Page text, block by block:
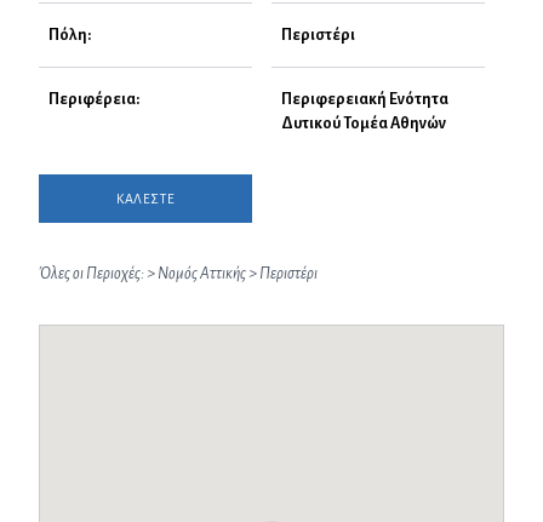
Πόλη: Περιστέρι
Περιφέρεια:
Περιφερειακή Ενότητα
Δυτικού Τομέα Αθηνών
ΚΑΛΕΣΤΕ
Όλες οι Περιοχές:> Νομός Αττικής> Περιστέρι